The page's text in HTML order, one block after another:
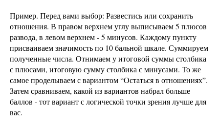
Пример. Перед вами выбор: Развестись или сохранить
отношения. В правом верхнем углу выписываем 5 плюсов
развода, в левом верхнем - 5 минусов. Каждому пункту
присваиваем значимость по 10 бальной шкале. Суммируем
полученные числа. Отнимаем у итоговой суммы столбика
с плюсами, итоговую сумму столбика с минусами. То же
самое проделываем с вариантом “Остаться в отношениях”.
Затем сравниваем, какой из вариантов набрал больше
баллов - тот вариант с логической точки зрения лучше для
вас.